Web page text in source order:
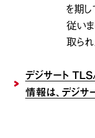
を期し
従い
取られ
デジサート
情報は、デジサ